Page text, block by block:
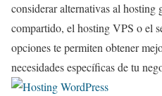
considerar alternativas al hosting
compartido, el hosting VPS o el
opciones te permiten obtener
necesidades específicas de tu